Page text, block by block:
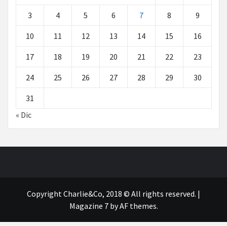
3 4 5 6 7 8 9
10 11 12 13 14 15 16
17 18 19 20 21 22 23
24 25 26 27 28 29 30
31
« Dic
Copyright Charlie&Co, 2018 © All rights reserved. |
Magazine 7by AF themes.